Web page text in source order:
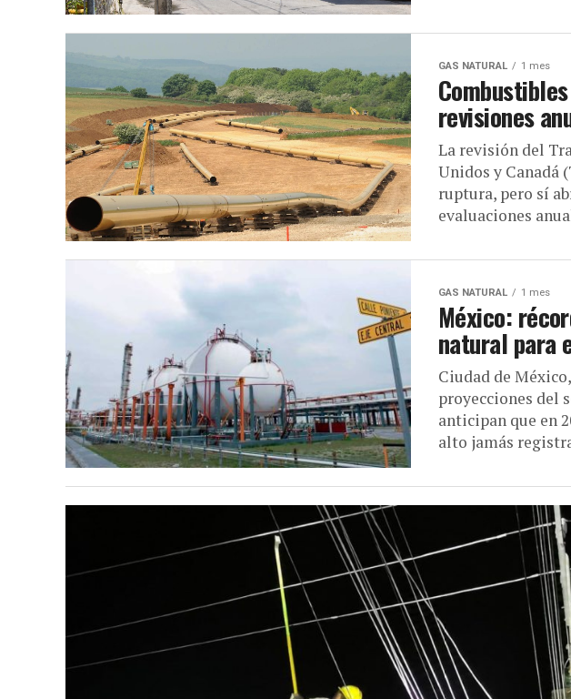
GAS NATURAL 1 mes
revisiones
La revisión del
Unidos y Canadá
ruptura, pero sí
evaluaciones
GAS NATURAL 1 mes
México:
natural para
Ciudad de
proyecciones del
anticipan que en
alto jamás